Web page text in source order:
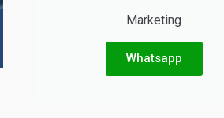
Marketing
Whatsapp